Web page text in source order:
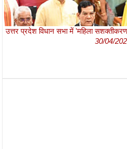
उत्तर प्रदेश विधान सभा में 'महिला
30/04/